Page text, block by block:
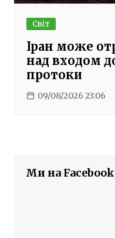
Світ
Іран може
над входом
протоки
09/08/2026 23:06
Ми на Facebook